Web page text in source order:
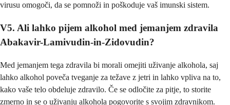
virusu omogoči, da se pomnoži in poškoduje vaš imunski sistem.
V5. Ali lahko pijem alkohol med jemanjem zdravila
Abakavir-Lamivudin-in-Zidovudin?
Med jemanjem tega zdravila bi morali omejiti uživanje alkohola, saj
lahko alkohol poveča tveganje za težave z jetri in lahko vpliva na to,
kako vaše telo obdeluje zdravilo. Če se odločite za pitje, to storite
zmerno in se o uživanju alkohola pogovorite s svojim zdravnikom.